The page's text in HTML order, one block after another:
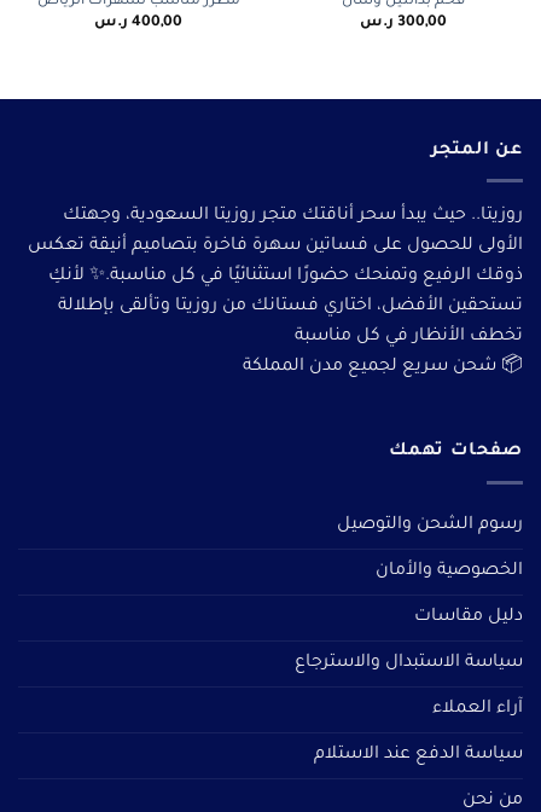
300,00 ر.س
400,00 ر.س
عن المتجر
روزيتا.. حيث يبدأ سحر أناقتك متجر روزيتا السعودية، وجهتك
الأولى للحصول على فساتين سهرة فاخرة بتصاميم أنيقة تعكس
ذوقك الرفيع وتمنحك حضورًا استثنائيًا في كل مناسبة.✨ لأنكِ
تستحقين الأفضل، اختاري فستانك من روزيتا وتألقى بإطلالة
تخطف الأنظار في كل مناسبة
📦 شحن سريع لجميع مدن المملكة
صفحات تهمك
رسوم الشحن والتوصيل
الخصوصية والأمان
دليل مقاسات
سياسة الاستبدال والاسترجاع
آراء العملاء
سياسة الدفع عند الاستلام
من نحن